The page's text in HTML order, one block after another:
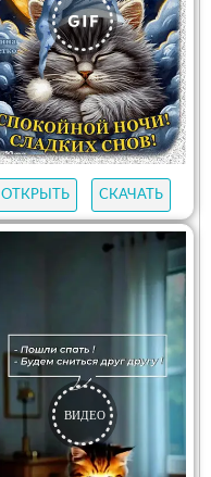
ОТКРЫТЬ СКАЧАТЬ